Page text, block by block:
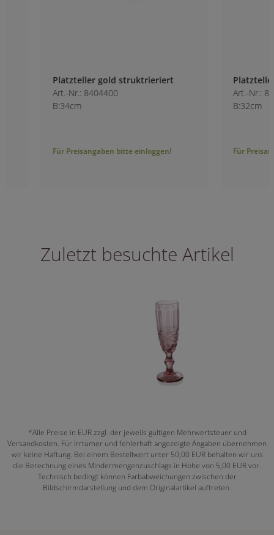
Platzteller gold struktrieriert
Art.-Nr.: 8404400
Für Preisangaben bitte einloggen!
Platzteller gold
Art.-Nr.: 8404100
Für Preisangaben
Zuletzt besuchte Artikel
*Alle Preise in EUR zzgl. der jeweils gültigen Mehrwertsteuer und
Versandkosten. Für Irrtümer und fehlerhaft angezeigte Angaben übernehmen
wir keine Haftung. Bei einem Bestellwert unter 50,00 EUR behalten wir uns
die Berechnung eines Mindermengenzuschlags in Höhe von 5,00 EUR vor.
Technisch bedingt können Farbabweichungen zwischen der
Bildschirmdarstellung und dem Originalartikel auftreten.